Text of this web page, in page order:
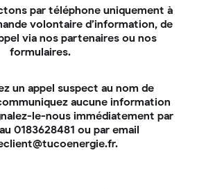
relié à la pompe de filtration
l’eau de circuler dans le
contenant l’échangeur
soleil est absent, évitant ainsi
solaires
chauffer votre
par téléphone uniquement à
volontaire d’information, de
via nos partenaires ou nos
formulaires.
un appel suspect au nom de
aucune information
le-nous immédiatement par
0183628481 ou par email